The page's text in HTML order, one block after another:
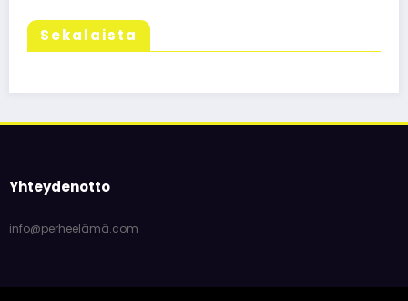
Sekalaista
Yhteydenotto
info@perheelämä.com